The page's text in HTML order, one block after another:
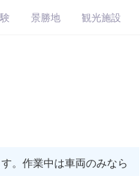
景勝地 観光施設
。作業中は車両のみなら